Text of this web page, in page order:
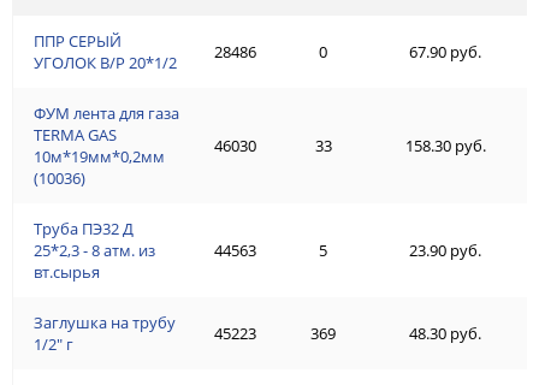
ППР СЕРЫЙ
УГОЛОК В/Р 20*1/2
ФУМ лента для газа
TERMA GAS
10м*19мм*0,2мм
(10036)
Труба ПЭ32 Д
25*2,3 - 8 атм. из
вт.сырья
Заглушка на трубу
1/2" г
28486 0 67.90 руб.
46030 33 158.30 руб.
44563 5 23.90 руб.
45223 369 48.30 руб.